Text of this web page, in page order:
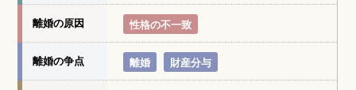
離婚の原因 性格の不一致
離婚の争点 離婚 財産分与